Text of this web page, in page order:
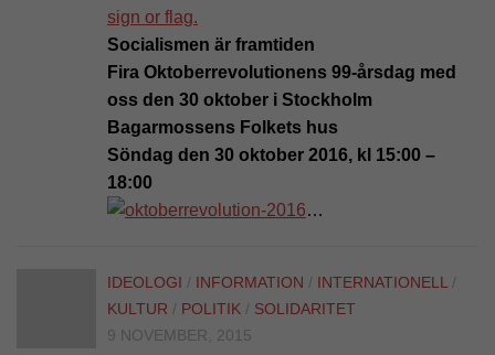
Socialismen är framtiden
Fira Oktoberrevolutionens 99-årsdag med
oss den 30 oktober i Stockholm
Bagarmossens Folkets hus
Söndag den 30 oktober 2016, kl 15:00 –
18:00
…
IDEOLOGI / INFORMATION / INTERNATIONELL /
KULTUR / POLITIK / SOLIDARITET
9 NOVEMBER, 2015